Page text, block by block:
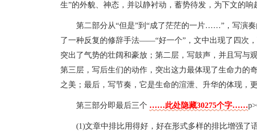
生”的外貌、神态，并以静衬动，蓄势待发，为下文的响
第二部分从“但是”到“成了茫茫的一片……”，写演
了一种反复的修辞手法——“好一个”，文中出现了四次
突出了气势的壮阔和豪放；第二层，写鼓声，并且写与
第三层，写后生们的动作，突出这力最体现了生命力的
之美；最后，写节奏，它是生命的渲泄、升华的体现，
第三部分即最后三个 ……此处隐藏30275个字……
(1)文章中排比用得好，好在形式多样的排比增强了